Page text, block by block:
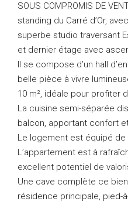
SOUS COMPROMIS DE
standing du Carré d’Or,
superbe studio traversant
et dernier étage avec
Il se compose d’un hall
belle pièce à vivre
10 m², idéale pour profiter
La cuisine semi-séparée
balcon, apportant confort
Le logement est équipé
L’appartement est à
excellent potentiel de
Une cave complète ce
résidence principale, pied-